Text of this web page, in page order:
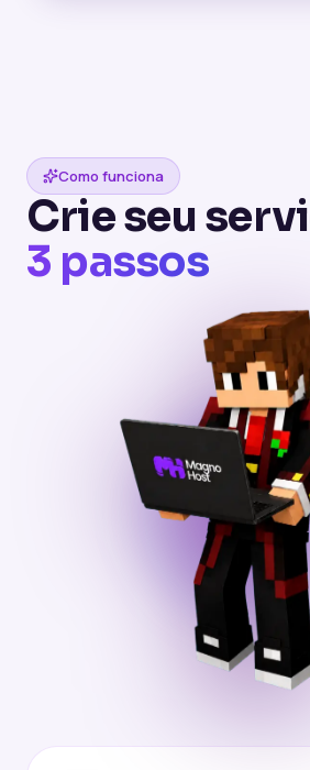
Como funciona
Crie seu
3 passos